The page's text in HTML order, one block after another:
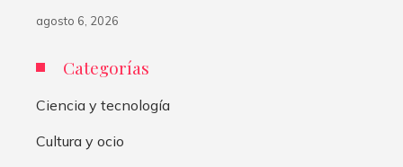
agosto 6, 2026
Categorías
Ciencia y tecnología
Cultura y ocio